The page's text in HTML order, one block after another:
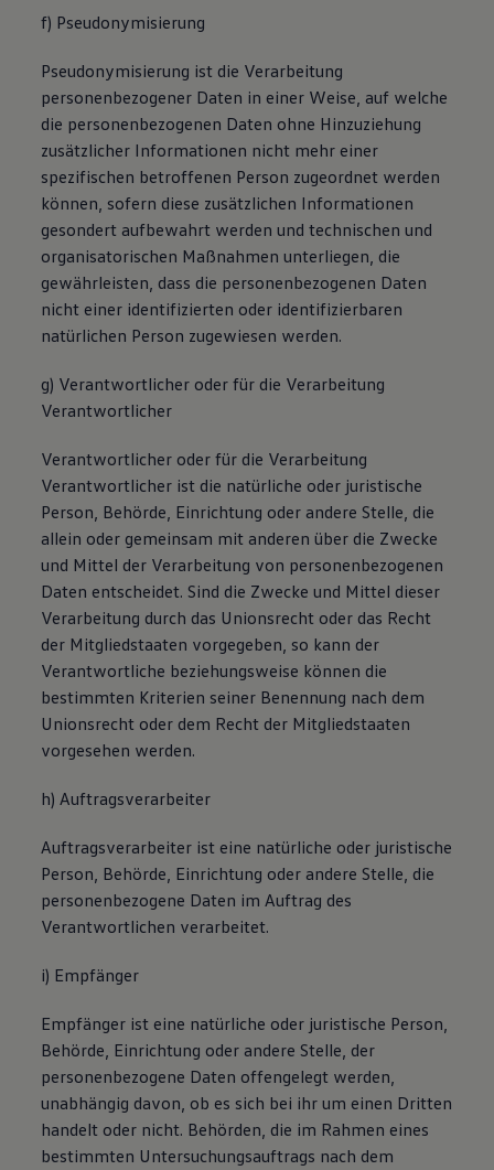
f) Pseudonymisierung
Pseudonymisierung ist die Verarbeitung
personenbezogener Daten in einer Weise, auf welche
die personenbezogenen Daten ohne Hinzuziehung
zusätzlicher Informationen nicht mehr einer
spezifischen betroffenen Person zugeordnet werden
können, sofern diese zusätzlichen Informationen
gesondert aufbewahrt werden und technischen und
organisatorischen Maßnahmen unterliegen, die
gewährleisten, dass die personenbezogenen Daten
nicht einer identifizierten oder identifizierbaren
natürlichen Person zugewiesen werden.
g) Verantwortlicher oder für die Verarbeitung
Verantwortlicher
Verantwortlicher oder für die Verarbeitung
Verantwortlicher ist die natürliche oder juristische
Person, Behörde, Einrichtung oder andere Stelle, die
allein oder gemeinsam mit anderen über die Zwecke
und Mittel der Verarbeitung von personenbezogenen
Daten entscheidet. Sind die Zwecke und Mittel dieser
Verarbeitung durch das Unionsrecht oder das Recht
der Mitgliedstaaten vorgegeben, so kann der
Verantwortliche beziehungsweise können die
bestimmten Kriterien seiner Benennung nach dem
Unionsrecht oder dem Recht der Mitgliedstaaten
vorgesehen werden.
h) Auftragsverarbeiter
Auftragsverarbeiter ist eine natürliche oder juristische
Person, Behörde, Einrichtung oder andere Stelle, die
personenbezogene Daten im Auftrag des
Verantwortlichen verarbeitet.
i) Empfänger
Empfänger ist eine natürliche oder juristische Person,
Behörde, Einrichtung oder andere Stelle, der
personenbezogene Daten offengelegt werden,
unabhängig davon, ob es sich bei ihr um einen Dritten
handelt oder nicht. Behörden, die im Rahmen eines
bestimmten Untersuchungsauftrags nach dem